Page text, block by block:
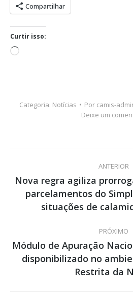
Compartilhar
Curtir isso:
Carregando...
Categoria: Notícias Por camis-
Deixe um
Navegação
de
post:
ANTERIOR
Post
Nova regra agiliza
parcelamentos do
situações de
PRÓXIMO
post:
Módulo de Apuração
disponibilizado no
Restrita da